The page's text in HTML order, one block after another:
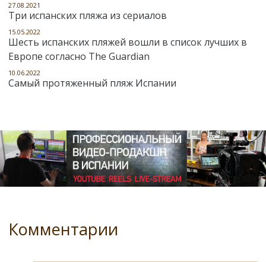
27.08.2021
Три испанских пляжа из сериалов
15.05.2022
Шесть испанских пляжей вошли в список лучших в
Европе согласно The Guardian
10.06.2022
Самый протяженный пляж Испании
Комментарии